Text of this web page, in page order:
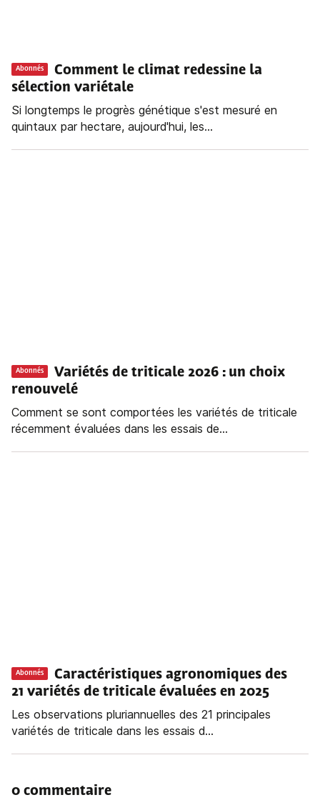
Abonnés
Comment le climat redessine la
sélection variétale
Si longtemps le progrès génétique s'est mesuré en
quintaux par hectare, aujourd'hui, les...
Abonnés
Variétés de triticale 2026 : un choix
renouvelé
Comment se sont comportées les variétés de triticale
récemment évaluées dans les essais de...
Abonnés
Caractéristiques agronomiques des
21 variétés de triticale évaluées en 2025
Les observations pluriannuelles des 21 principales
variétés de triticale dans les essais d...
0 commentaire